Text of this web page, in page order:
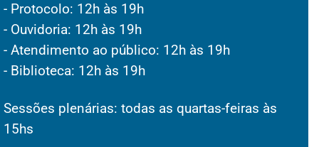
- Protocolo: 12h às 19h
- Ouvidoria: 12h às 19h
- Atendimento ao público: 12h às 19h
- Biblioteca: 12h às 19h
Sessões plenárias: todas as quartas-feiras às
15hs